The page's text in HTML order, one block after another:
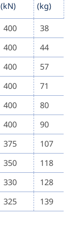
(kN)
(kg)
400
38
400
44
400
57
400
71
400
80
400
90
375
107
350
118
330
128
325 139